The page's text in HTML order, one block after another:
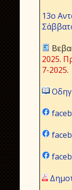
13ο
2025.
7-2025.